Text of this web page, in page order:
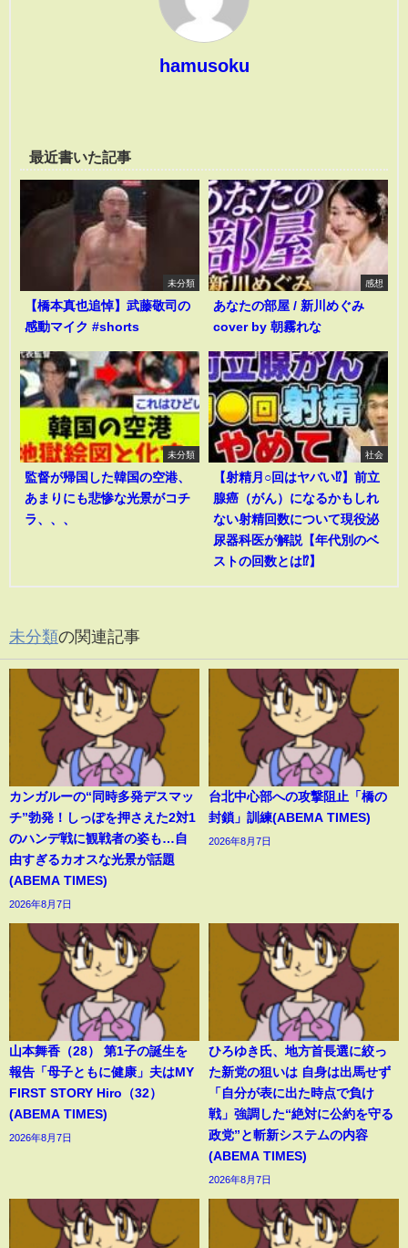
hamusoku
最近書いた記事
未分類
【橋本真也追悼】武藤敬司の
感動マイク #shorts
感想
あなたの部屋 / 新川めぐみ
cover by 朝霧れな
未分類
監督が帰国した韓国の空港、
あまりにも悲惨な光景がコチ
ラ、、、
社会
【射精月○回はヤバい⁉︎】前立
腺癌（がん）になるかもしれ
ない射精回数について現役泌
尿器科医が解説【年代別のベ
ストの回数とは⁉︎】
未分類の関連記事
カンガルーの“同時多発デスマッ
チ”勃発！しっぽを押さえた2対1
のハンデ戦に観戦者の姿も…自
由すぎるカオスな光景が話題
(ABEMA TIMES)
2026年8月7日
台北中心部への攻撃阻止「橋の
封鎖」訓練(ABEMA TIMES)
2026年8月7日
山本舞香（28） 第1子の誕生を
報告「母子ともに健康」夫はMY
FIRST STORY Hiro（32）
(ABEMA TIMES)
2026年8月7日
ひろゆき氏、地方首長選に絞っ
た新党の狙いは 自身は出馬せず
「自分が表に出た時点で負け
戦」強調した“絶対に公約を守る
政党”と斬新システムの内容
(ABEMA TIMES)
2026年8月7日